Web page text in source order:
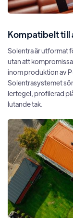
Kompatibelt till
Solentra är utformat
utan att
inom produktion av
Solentrasystemet
lertegel, profilerad
lutande tak.